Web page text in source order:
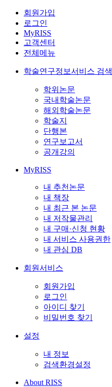
회원가입
로그인
MyRISS
고객센터
전체메뉴
학술연구정보서비스 검색
학위논문
국내학술논문
해외학술논문
학술지
단행본
연구보고서
공개강의
MyRISS
내 추천논문
내 책장
내 최근 본 논문
내 저작물관리
내 구매·신청 현황
내 서비스 사용권한
내 관심 DB
회원서비스
회원가입
로그인
아이디 찾기
비밀번호 찾기
설정
내 정보
검색환경설정
About RISS